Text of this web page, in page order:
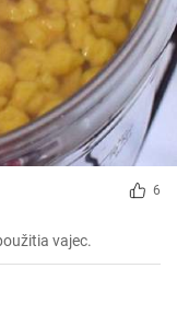
6
vajec.